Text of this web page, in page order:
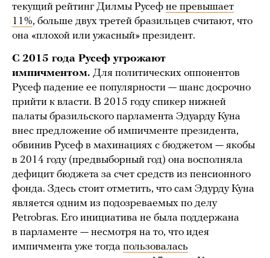
текущий рейтинг Дилмы Русеф не превышает
11%, больше двух третей бразильцев считают, что
она «плохой или ужасный» президент.
С 2015 года Русеф угрожают
импичментом. Для политических оппонентов
Русеф падение ее популярности — шанс досрочно
прийти к власти. В 2015 году спикер нижней
палаты бразильского парламента Эдуарду Куна
внес предложение об импичменте президента,
обвинив Русеф в махинациях с бюджетом — якобы
в 2014 году (предвыборный год) она восполняла
дефицит бюджета за счет средств из пенсионного
фонда. Здесь стоит отметить, что сам Эдурду Куна
является одним из подозреваемых по делу
Petrobras. Его инициатива не была поддержана
в парламенте — несмотря на то, что идея
импичмента уже тогда пользовалась